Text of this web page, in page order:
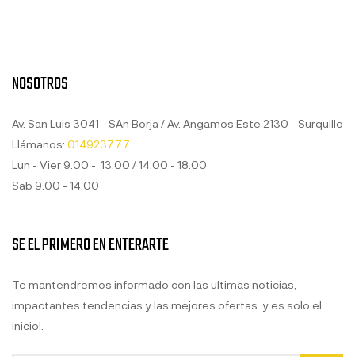
NOSOTROS
Av. San Luis 3041 - SAn Borja / Av. Angamos Este 2130 - Surquillo
Llámanos: 014923777
Lun - Vier 9.00 - 13.00 / 14.00 - 18.00
Sab 9.00 - 14.00
SE EL PRIMERO EN ENTERARTE
Te mantendremos informado con las ultimas noticias,
impactantes tendencias y las mejores ofertas. y es solo el
inicio!.